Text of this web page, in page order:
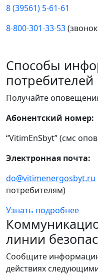
8 (39561) 5-61-61
8-800-301-33-53
Способы
потребителей
Получайте
Абонентский номер:
“VitimEnSbyt” (смс
Электронная почта:
do@vitimenergosbyt.ru
потребителям)
Узнать подробнее
линии
Сообщите
действиях